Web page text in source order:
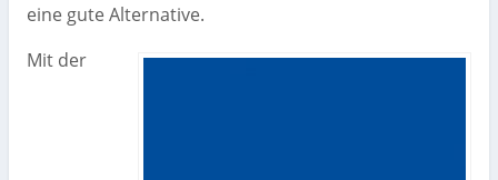
eine gute Alternative.
Mit der